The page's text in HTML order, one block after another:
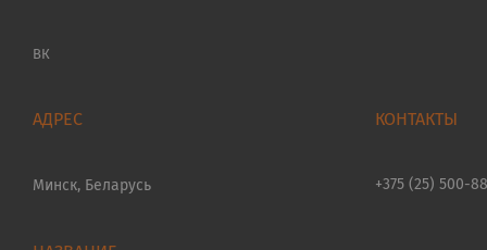
ВК
Минск, Беларусь +375 (25) 500-